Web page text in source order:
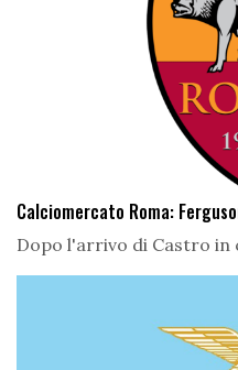
Calciomercato Roma:
Dopo l'arrivo di Castro in